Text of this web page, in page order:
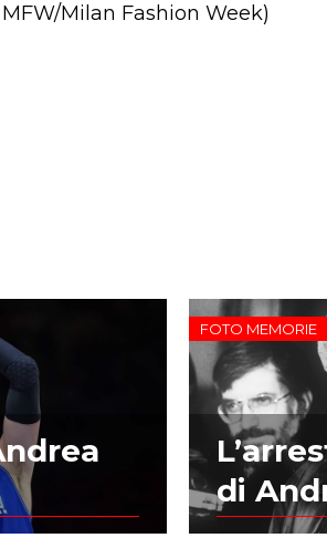
Milan Fashion Week)
FOTO MEMORIE
di